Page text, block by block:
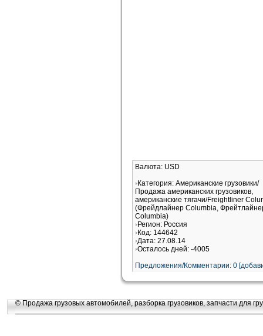
Валюта: USD
Категория: Американские грузовики/
Продажа американских грузовиков,
американские тягачи/Freightliner
(Фрейдлайнер Columbia,
Columbia)
Регион: Россия
Код: 144642
Дата: 27.08.14
Осталось дней: -4005
Предложения/Комментарии: 0
© Продажа грузовых автомобилей, разборка грузовиков, запчасти для